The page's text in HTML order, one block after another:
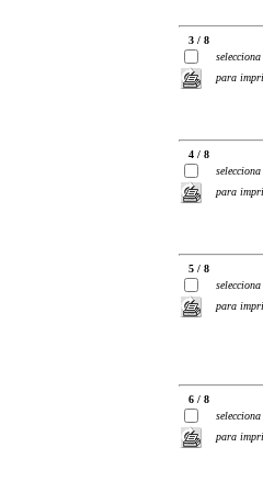
3 / 8
selecciona
para
4 / 8
selecciona
para
5 / 8
selecciona
para
6 / 8
selecciona
para